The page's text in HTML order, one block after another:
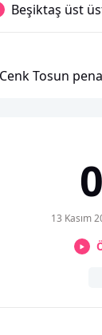
Beşiktaş üst
Cenk Tosun
0
13 Kasım